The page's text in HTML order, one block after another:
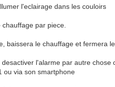
l'eclairage dans les couloirs
par piece.
baissera le chauffage et fermera
l'alarme par autre chose
ou via son smartphone